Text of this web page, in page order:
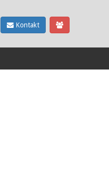
Kontakt